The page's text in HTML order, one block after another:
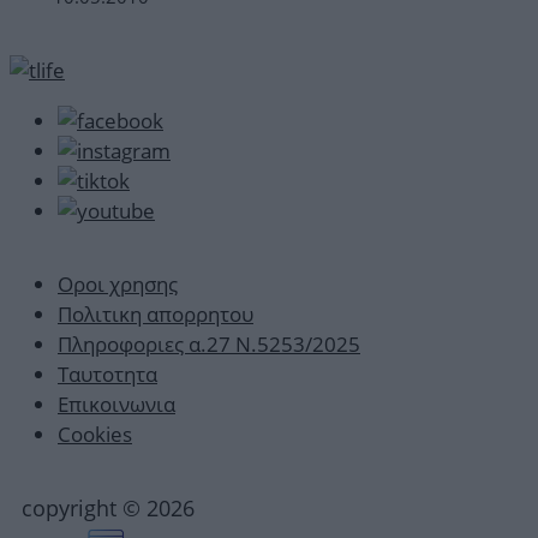
Οροι χρησης
Πολιτικη απορρητου
Πληροφοριες α.27 Ν.5253/2025
Ταυτοτητα
Επικοινωνια
Cookies
copyright © 2026